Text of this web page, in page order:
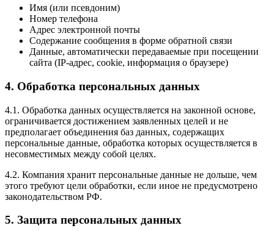
Имя (или псевдоним)
Номер телефона
Адрес электронной почты
Содержание сообщения в форме обратной связи
Данные, автоматически передаваемые при посещении
сайта (IP-адрес, cookie, информация о браузере)
4. Обработка персональных данных
4.1. Обработка данных осуществляется на законной основе,
ограничивается достижением заявленных целей и не
предполагает объединения баз данных, содержащих
персональные данные, обработка которых осуществляется в
несовместимых между собой целях.
4.2. Компания хранит персональные данные не дольше, чем
этого требуют цели обработки, если иное не предусмотрено
законодательством РФ.
5. Защита персональных данных